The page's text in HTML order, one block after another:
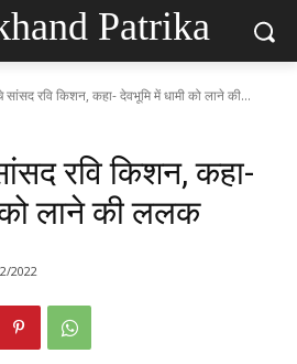
Patrika
सांसद रवि किशन, कहा- देवभूमि में धामी को लाने की...
रवि किशन, कहा-
को लाने की ललक
2022